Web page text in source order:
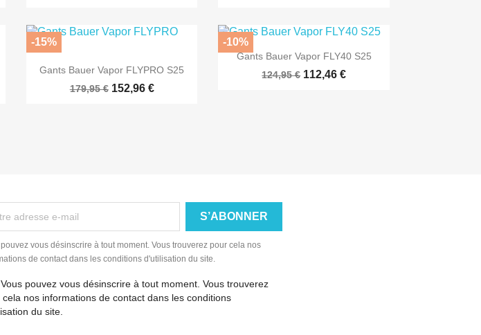
 Aperçu rapide
Gants Bauer Vapor FLYPRO S25
179,95 € 152,96 €
-15%
 Aperçu rapide
Gants Bauer Vapor FLY40 S25
124,95 € 112,46 €
-10%
vous désinscrire à tout moment. Vous trouverez pour cela nos
de contact dans les conditions d'utilisation du site.
Vous pouvez vous désinscrire à tout moment. Vous trouverez
cela nos informations de contact dans les conditions
du site.